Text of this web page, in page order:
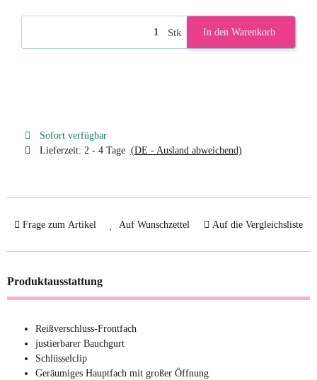
Stk In den Warenkorb
Sofort verfügbar
Lieferzeit: 2 - 4 Tage (DE - Ausland abweichend)
Frage zum Artikel Auf Wunschzettel Auf die Vergleichsliste
Produktausstattung
Reißverschluss-Frontfach
justierbarer Bauchgurt
Schlüsselclip
Geräumiges Hauptfach mit großer Öffnung